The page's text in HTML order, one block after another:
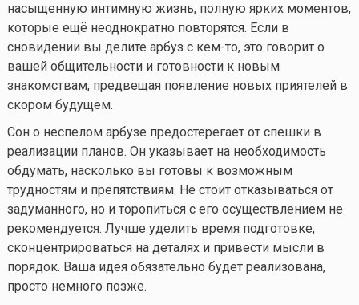
насыщенную интимную жизнь, полную ярких моментов,
которые ещё неоднократно повторятся. Если в
сновидении вы делите арбуз с кем-то, это говорит о
вашей общительности и готовности к новым
знакомствам, предвещая появление новых приятелей в
скором будущем.
Сон о неспелом арбузе предостерегает от спешки в
реализации планов. Он указывает на необходимость
обдумать, насколько вы готовы к возможным
трудностям и препятствиям. Не стоит отказываться от
задуманного, но и торопиться с его осуществлением не
рекомендуется. Лучше уделить время подготовке,
сконцентрироваться на деталях и привести мысли в
порядок. Ваша идея обязательно будет реализована,
просто немного позже.